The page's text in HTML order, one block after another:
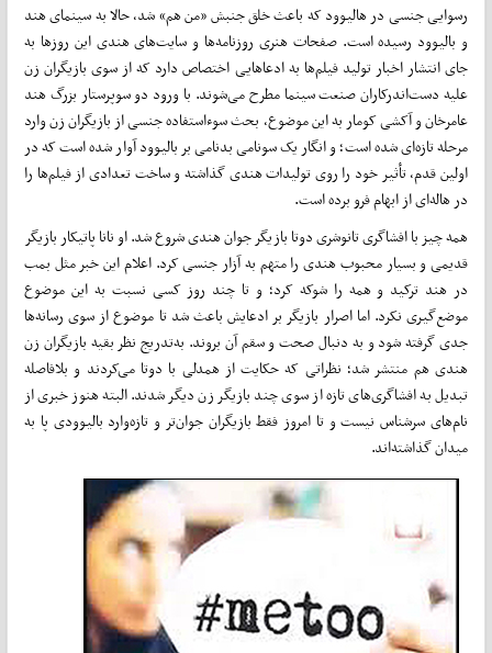
رسوایی جنسی در هالیوود که باعث خلق جنبش «من هم» شد، حالا به سینمای هند
و بالیوود رسیده است. صفحات هنری روزنامه‌ها و سایت‌های هندی این روزها به
جای انتشار اخبار تولید فیلم‌ها به ادعاهایی اختصاص دارد که از سوی بازیگران زن
علیه دست‌اندرکاران صنعت سینما مطرح‌ می‌شوند. با ورود دو سوپرستار بزرگ هند
عامرخان و آکشی کومار به این موضوع، بحث سوءاستفاده جنسی از بازیگران زن وارد
مرحله تازه‌ای شده است؛ و انگار یک سونامی بدنامی بر بالیوود آوار شده است که در
اولین قدم، تأثیر خود را روی تولیدات هندی گذاشته و ساخت تعدادی از فیلم‌ها را
در ‌هاله‌ای از ابهام فرو برده است.
همه چیز با افشاگری تانوشری دوتا بازیگر جوان هندی شروع شد. او نانا پاتیکار بازیگر
قدیمی و بسیار محبوب هندی را متهم به آزار جنسی کرد. اعلام این خبر مثل بمب
در هند ترکید و همه را شوکه کرد؛ و تا چند روز کسی نسبت به این موضوع
موضع‌گیری نکرد. اما اصرار بازیگر بر ادعایش باعث شد تا موضوع از سوی رسانه‌ها
جدی گرفته شود و به دنبال صحت و سقم آن بروند. به‌تدریج نظر بقیه بازیگران زن
هندی هم منتشر شد؛ نظراتی که حکایت از همدلی با دوتا‌ می‌کردند و بلافاصله
تبدیل به افشاگری‌های تازه از سوی چند بازیگر زن دیگر شدند. البته هنوز خبری از
نام‌های سرشناس نیست و تا امروز فقط بازیگران جوان‌تر و تازه‌وارد بالیوودی پا به
میدان گذاشته‌اند.